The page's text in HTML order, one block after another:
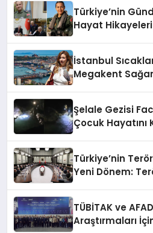
Türkiye’nin
Hayat Hikayeleri
İstanbul
Megakent
Şelale Gezisi
Çocuk
Türkiye’nin
Yeni Dönem:
TÜBİTAK ve
Araştırmaları